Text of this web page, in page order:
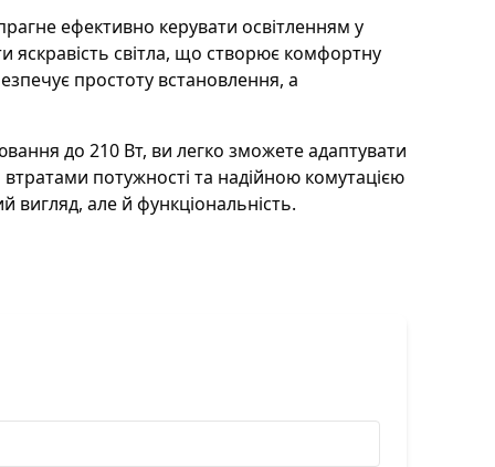
W
мм²
передбачено
ефективно керувати освітленням у
яскравість світла, що створює комфортну
простоту встановлення, а
до 210 Вт, ви легко зможете адаптувати
потужності та надійною комутацією
але й функціональність.